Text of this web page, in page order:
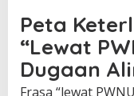
Peta
“Lewat
Dugaan
Frasa “lewat